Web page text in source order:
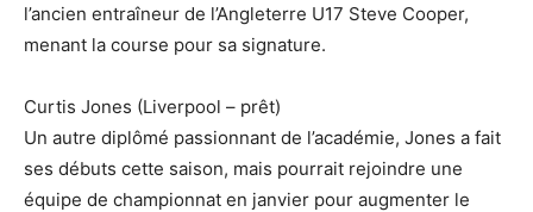
l’ancien entraîneur de l’Angleterre U17 Steve Cooper,
menant la course pour sa signature.
Curtis Jones (Liverpool – prêt)
Un autre diplômé passionnant de l’académie, Jones a fait
ses débuts cette saison, mais pourrait rejoindre une
équipe de championnat en janvier pour augmenter le